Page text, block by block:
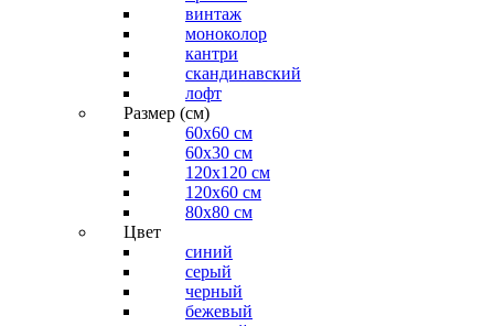
винтаж
моноколор
кантри
скандинавский
лофт
Размер (см)
60х60 см
60x30 см
120x120 см
120x60 см
80x80 см
Цвет
синий
серый
черный
бежевый